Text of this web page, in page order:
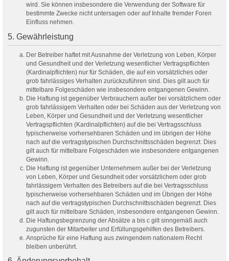
wird. Sie können insbesondere die Verwendung der Software für
bestimmte Zwecke nicht untersagen oder auf Inhalte fremder Foren
Einfluss nehmen.
5. Gewährleistung
Der Betreiber haftet mit Ausnahme der Verletzung von Leben, Körper
und Gesundheit und der Verletzung wesentlicher Vertragspflichten
(Kardinalpflichten) nur für Schäden, die auf ein vorsätzliches oder
grob fahrlässiges Verhalten zurückzuführen sind. Dies gilt auch für
mittelbare Folgeschäden wie insbesondere entgangenen Gewinn.
Die Haftung ist gegenüber Verbrauchern außer bei vorsätzlichem oder
grob fahrlässigem Verhalten oder bei Schäden aus der Verletzung von
Leben, Körper und Gesundheit und der Verletzung wesentlicher
Vertragspflichten (Kardinalpflichten) auf die bei Vertragsschluss
typischerweise vorhersehbaren Schäden und im übrigen der Höhe
nach auf die vertragstypischen Durchschnittsschäden begrenzt. Dies
gilt auch für mittelbare Folgeschäden wie insbesondere entgangenen
Gewinn.
Die Haftung ist gegenüber Unternehmern außer bei der Verletzung
von Leben, Körper und Gesundheit oder vorsätzlichem oder grob
fahrlässigem Verhalten des Betreibers auf die bei Vertragsschluss
typischerweise vorhersehbaren Schäden und im Übrigen der Höhe
nach auf die vertragstypischen Durchschnittsschäden begrenzt. Dies
gilt auch für mittelbare Schäden, insbesondere entgangenen Gewinn.
Die Haftungsbegrenzung der Absätze a bis c gilt sinngemäß auch
zugunsten der Mitarbeiter und Erfüllungsgehilfen des Betreibers.
Ansprüche für eine Haftung aus zwingendem nationalem Recht
bleiben unberührt.